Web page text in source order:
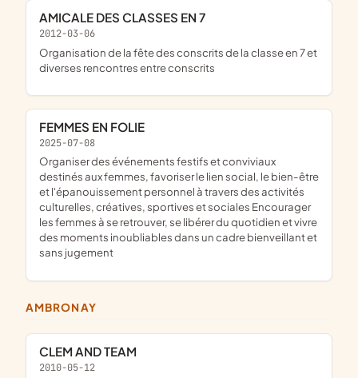
AMICALE DES CLASSES EN 7
2012-03-06
organisation de la fête des conscrits de la classe en 7 et
diverses rencontres entre conscrits
FEMMES EN FOLIE
2025-07-08
organiser des événements festifs et conviviaux
destinés aux femmes, favoriser le lien social, le bien-être
et l'épanouissement personnel à travers des activités
culturelles, créatives, sportives et sociales Encourager
les femmes à se retrouver, se libérer du quotidien et vivre
des moments inoubliables dans un cadre bienveillant et
sans jugement
AMBRONAY
CLEM AND TEAM
2010-05-12